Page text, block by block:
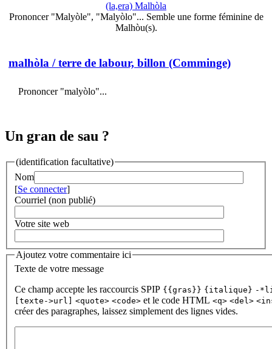
(la,era) Malhòla
Prononcer "Malyòle", "Malyòlo"... Semble une forme féminine de
Malhòu(s).
malhòla / terre de labour, billon (Comminge)
Prononcer "malyòlo"...
Un gran de sau ?
(identification facultative)
Nom
[Se connecter]
Courriel (non publié)
Votre site web
Ajoutez votre commentaire ici
Texte de votre message
Ce champ accepte les raccourcis SPIP {{gras}} {italique} -
[texte->url]
<quote> <code> et le code HTML <q> <del>
créer des paragraphes, laissez simplement des lignes vides.